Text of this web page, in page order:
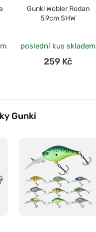
Gunki Wobler Rodan
5,9cm SHW
poslední kus skladem
259 Kč
Gunki